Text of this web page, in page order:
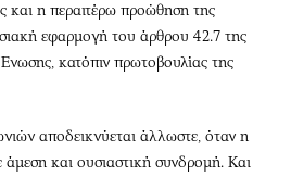
η περαιτέρω προώθηση της
εφαρμογή του άρθρου 42.7 της
κατόπιν πρωτοβουλίας της
αποδεικνύεται άλλωστε, όταν η
άμεση και ουσιαστική συνδρομή. Και